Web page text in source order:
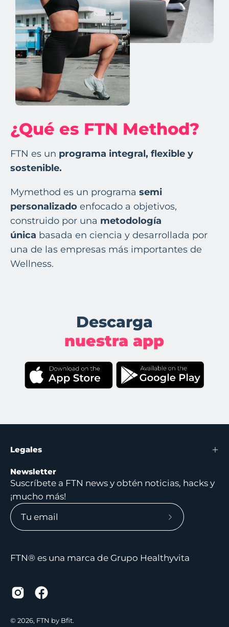
¿Qué es FTN Method?
FTN es un programa integral, flexible y
sostenible.
Mymethod es un programa semi
personalizado enfocado a objetivos,
construido por una metodología
única basada en ciencia y desarrollada por
una de las empresas más importantes de
Wellness.
Descarga
nuestra app
Legales
Newsletter
Suscríbete a FTN news y obtén noticias, hacks y
¡mucho más!
Suscríbete
boletín
FTN® es una marca de Grupo Healthyvita
© 2026, FTN by Bfit.